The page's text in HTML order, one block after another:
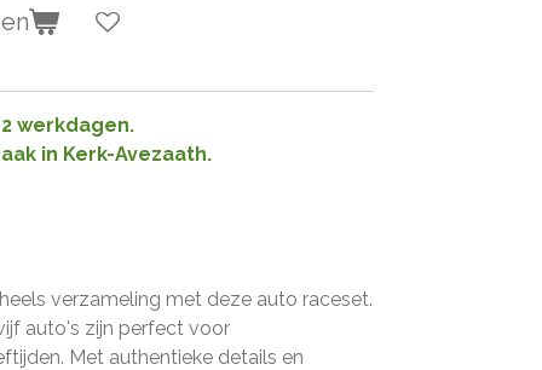
werkdagen.
in Kerk-Avezaath.
verzameling met deze auto raceset.
auto's zijn perfect voor
Met authentieke details en